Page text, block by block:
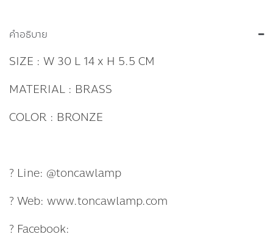
คำอธิบาย
SIZE : W 30 L 14 x H 5.5 CM
MATERIAL : BRASS
COLOR : BRONZE
? Line: @toncawlamp
? Web: www.toncawlamp.com
? Facebook: